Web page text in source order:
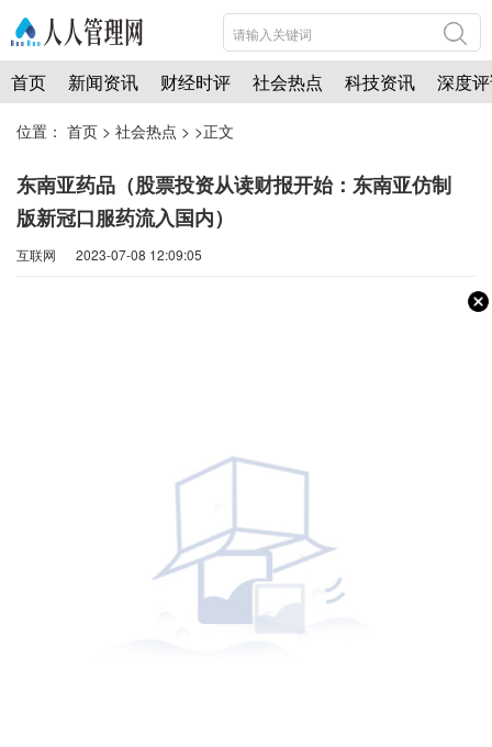
首页 新闻资讯 财经时评 社会热点 科技资讯 深度
位置： 首页 > 社会热点 > >正文
东南亚药品（股票投资从读财报开始：东南亚仿制
版新冠口服药流入国内）
互联网 2023-07-08 12:09:05